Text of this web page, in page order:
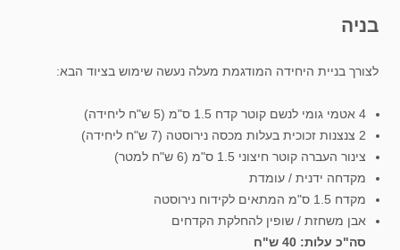
בניה
לצורך בניית היחידה המודגמת מעלה נעשה שימוש בציוד הבא:
4 אטמי גומי לנשם קוטר קדח 1.5 ס"מ (5 ש"ח ליחידה)
2 צנצנות זכוכית בעלות מכסה נירוסטה (7 ש"ח ליחידה)
צינור העברה קוטר חיצוני 1.5 ס"מ (6 ש"ח למטר)
מקדחה ידנית / עומדת
מקדח 1.5 ס"מ המתאים לקידוח נירוסטה
אבן משחזת / שופין להחלקת הקדחים
סה"כ עלות: 40 ש"ח